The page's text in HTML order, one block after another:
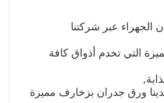
عبر شركتنا
التي تخدم أذواق كافة
ورق جدران بزخارف مميزة